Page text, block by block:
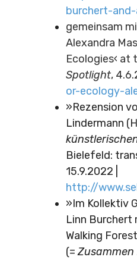
burchert-
gemeinsam
Alexandra
Ecologies‹ at
Spotlight,
or-ecology-
»Rezension
Lindermann
Bielefeld:
15.9.2022 |
http://
»Im Kollektiv
Linn Burchert
Walking
(=Zusammen